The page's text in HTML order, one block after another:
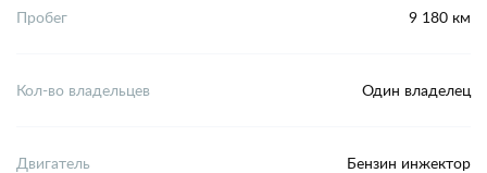
Пробег 9 180 км
Кол-во владельцев Один владелец
Двигатель Бензин инжектор